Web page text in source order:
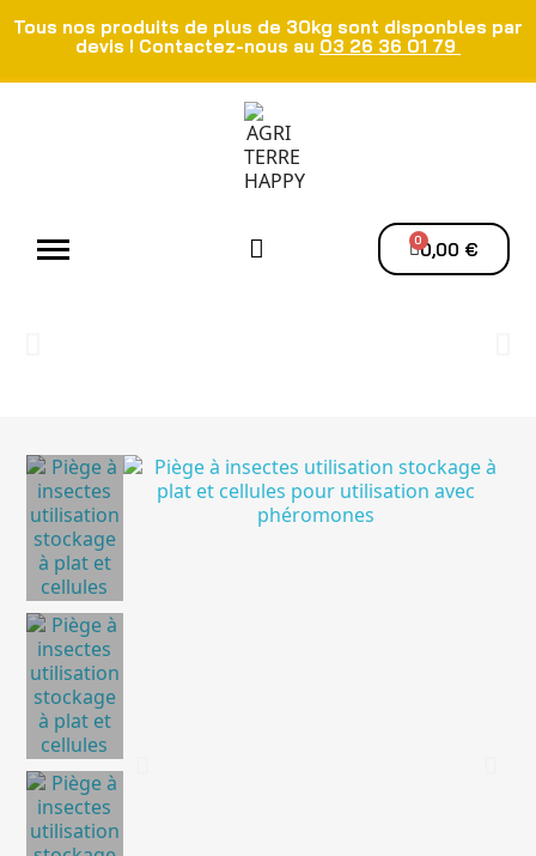
Tous nos produits de plus de 30kg sont disponbles par
devis ! Contactez-nous au 03 26 36 01 79
0,00 €